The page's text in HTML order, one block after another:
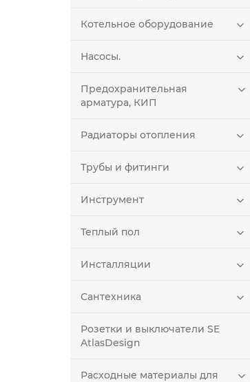
Котельное оборудование
Насосы.
Предохранительная
арматура, КИП
Радиаторы отопления
Трубы и фитинги
Инструмент
Теплый пол
Инсталляции
Сантехника
Розетки и выключатели SE
AtlasDesign
Расходные материалы для